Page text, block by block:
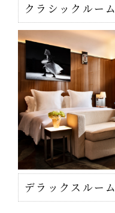
クラシックルーム
デラックスルーム